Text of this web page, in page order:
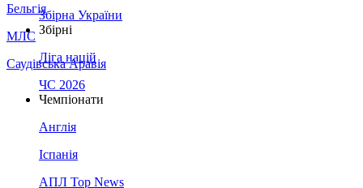
Бельгія
МЛС
Саудівська Аравія
Збірна України
Збірні
Ліга націй
ЧС 2026
Чемпіонати
Англія
Іспанія
АПЛ Top News